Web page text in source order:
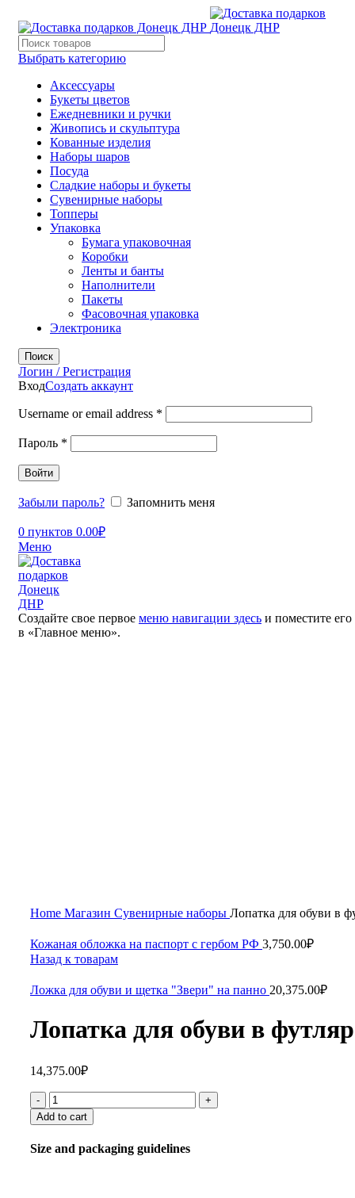
Выбрать категорию
Аксессуары
Букеты цветов
Ежедневники и ручки
Живопись и скульптура
Кованные изделия
Наборы шаров
Посуда
Сладкие наборы и букеты
Сувенирные наборы
Топперы
Упаковка
Бумага упаковочная
Коробки
Ленты и банты
Наполнители
Пакеты
Фасовочная упаковка
Электроника
Поиск
Логин / Регистрация
ВходСоздать аккаунт
Username or email address *
Пароль *
Войти
Забыли пароль? Запомнить меня
0 пунктов 0.00₽
Меню
Создайте свое первое меню навигации здесь и поместите его
в «Главное меню».
Home Магазин Сувенирные наборы Лопатка для обуви в
Кожаная обложка на паспорт с гербом РФ 3,750.00₽
Назад к товарам
Ложка для обуви и щетка "Звери" на панно 20,375.00₽
Лопатка для обуви в
14,375.00₽
Add to cart
Size and packaging guidelines